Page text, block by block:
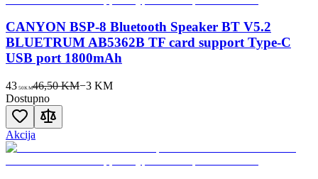
CANYON BSP-8 Bluetooth Speaker BT V5.2
BLUETRUM AB5362B TF card support Type-C
USB port 1800mAh
43 50KM46,50 KM−3KM
Dostupno
Akcija